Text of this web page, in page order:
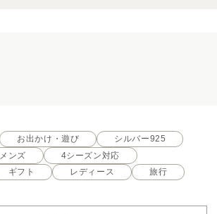
お出かけ・遊び
シルバー925
メンズ
4シーズン対応
ギフト レディース 旅行